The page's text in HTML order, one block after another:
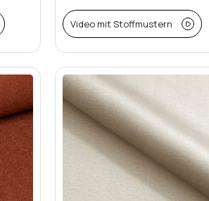
Video mit Stoffmustern